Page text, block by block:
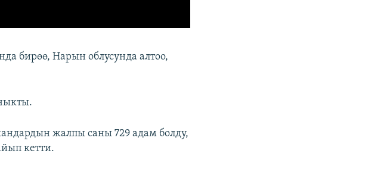
бирөө, Нарын облусунда алтоо,
жалпы саны 729 адам болду,
кетти.